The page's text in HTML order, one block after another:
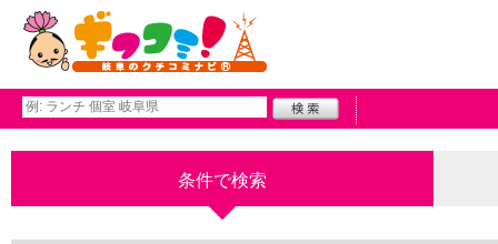
条件で検索